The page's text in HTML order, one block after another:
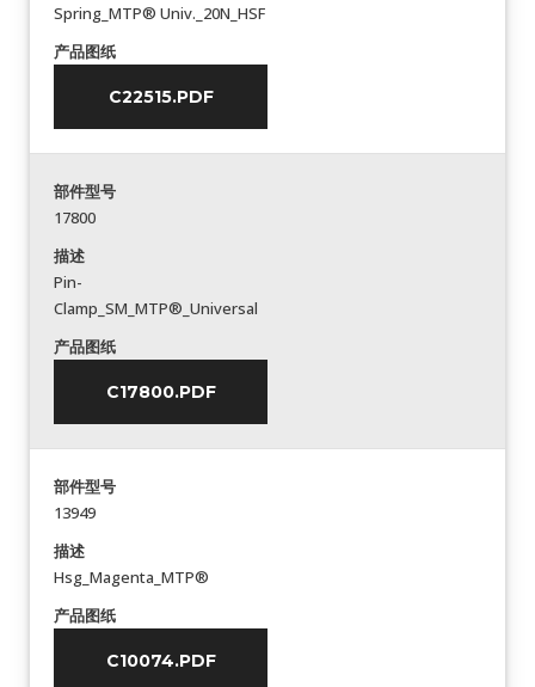
Spring_MTP® Univ._20N_HSF
产品图纸
C22515.PDF
部件型号
17800
描述
Pin-
Clamp_SM_MTP®_Universal
产品图纸
C17800.PDF
部件型号
13949
描述
Hsg_Magenta_MTP®
产品图纸
C10074.PDF